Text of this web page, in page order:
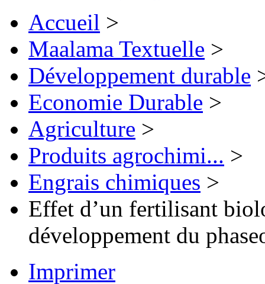
Accueil >
Maalama Textuelle >
Développement durable
Economie Durable >
Agriculture >
Produits agrochimi... >
Engrais chimiques >
Effet d’un fertilisant
développement du
Imprimer